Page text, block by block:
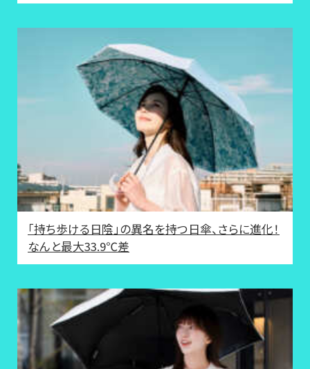
「持ち歩ける日陰」の異名を持つ日傘、さらに進化！
なんと最大33.9℃差